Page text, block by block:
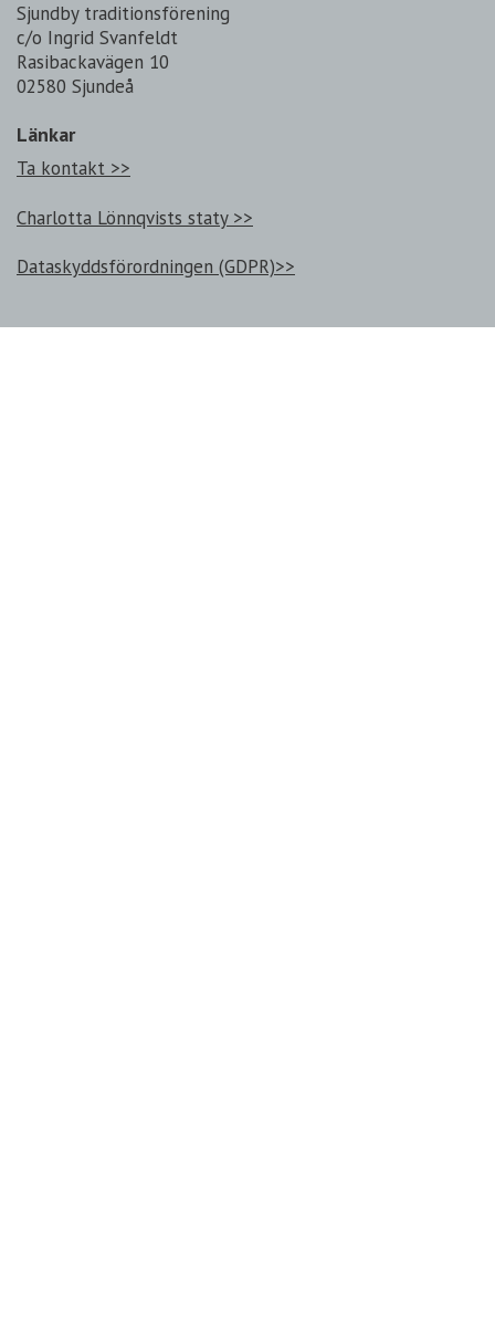
Sjundby traditionsförening
c/o Ingrid Svanfeldt
Rasibackavägen 10
02580 Sjundeå
Länkar
Ta kontakt >>
Charlotta Lönnqvists staty >>
Dataskyddsförordningen (GDPR)>>